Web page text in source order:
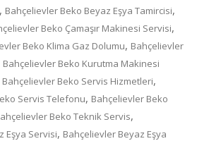
, Bahçelievler Beko Beyaz Eşya Tamircisi,
Beko Çamaşır Makinesi Servisi,
Beko Klima Gaz Dolumu, Bahçelievler
Bahçelievler Beko Kurutma Makinesi
Bahçelievler Beko Servis Hizmetleri,
Servis Telefonu, Bahçelievler Beko
Beko Teknik Servis,
Eşya Servisi, Bahçelievler Beyaz Eşya